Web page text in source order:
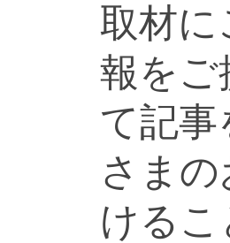
取材に
報をご
て記
さま
ける